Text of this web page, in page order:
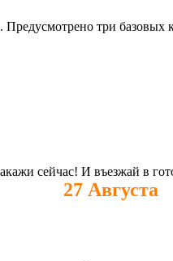
три базовых
сейчас! И въезжай в
27 Августа